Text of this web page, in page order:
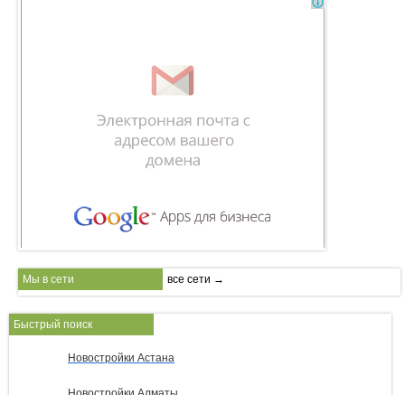
Мы в сети все сети →
Быстрый поиск
Новостройки Астана